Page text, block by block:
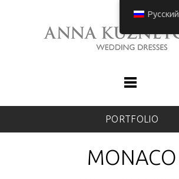
PORTFOLIO
MONACO
Русский